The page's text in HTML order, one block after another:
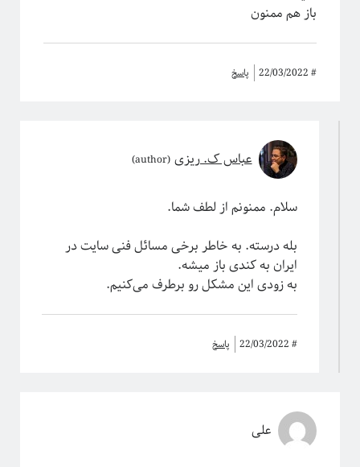
باز هم ممنون
#
22/03/2022 پاسخ
عباس ک. ریزی
سلام. ممنونم از لطف شما.
بله درسته. به خاطر برخی مسائل فنی سایت در
ایران به کندی باز میشه.
به زودی این مشکل رو برطرف می‌کنیم.
#
22/03/2022 پاسخ
علی